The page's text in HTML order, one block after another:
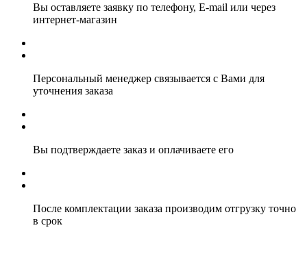
Вы оставляете заявку по телефону, E-mail или через
интернет-магазин
Персональный менеджер связывается с Вами для
уточнения заказа
Вы подтверждаете заказ и оплачиваете его
После комплектации заказа производим отгрузку точно
в срок